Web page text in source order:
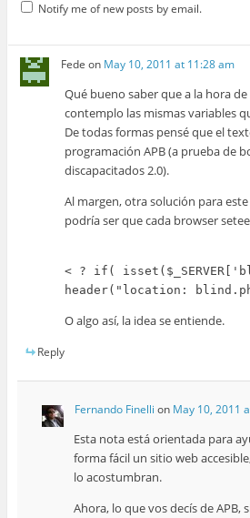
Notify me of new posts by email.
Fede on May 10, 2011 at 11:28 am
Qué bueno saber que a la hora
contemplo las mismas variables
De todas formas pensé que el
programación APB (a prueba de
discapacitados 2.0).
Al margen, otra solución para
podría ser que cada browser
< ? if(
header("location:
O algo así, la idea se entiende.
Reply
Fernando Finelli on May 10, 2011
Esta nota está orientada para
forma fácil un sitio web
lo acostumbran.
Ahora, lo que vos decís de APB,